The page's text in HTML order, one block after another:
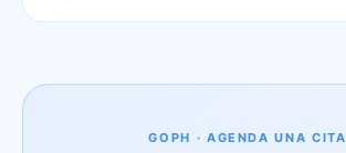
GOPH · AGENDA UNA CITA